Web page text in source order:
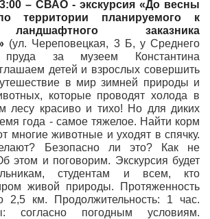
– СВАО - экскурсия «До весны
территории планируемого к
заказника
(ул. Череповецкая, 3 Б, у Среднего
пруда за музеем Константина
детей и взрослых совершить
в мир зимней природы и
которые проводят холода в
лесу красиво и тихо! Но для диких
года - самое тяжелое. Найти корм
многие животные и уходят в спячку.
Безопасно ли это? Как не
этом и поговорим. Экскурсия будет
студентам и всем, кто
живой природы. Протяженность
2,5 км. Продолжительность: 1 час.
согласно погодным условиям.